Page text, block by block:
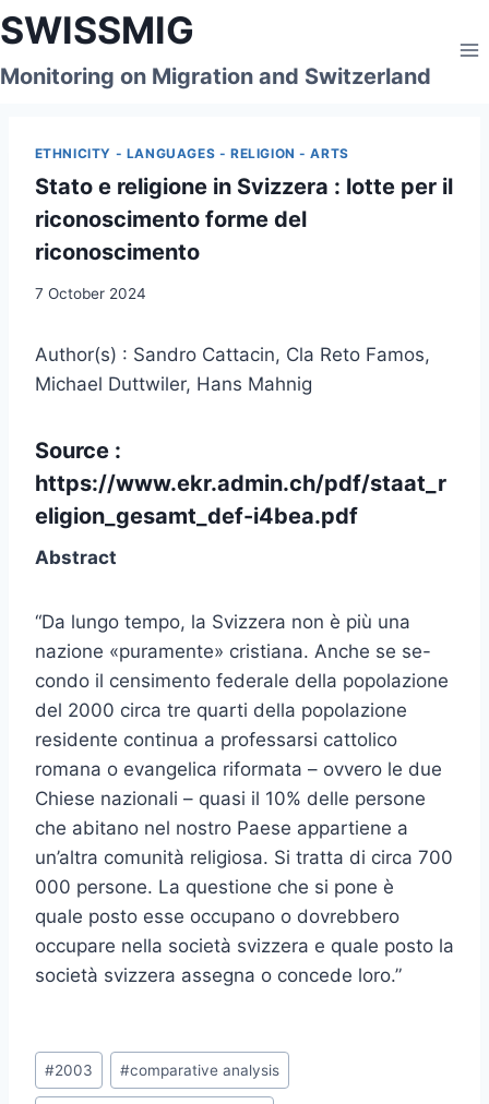
Skip
to
content
SWISSMIG
Monitoring on Migration and Switzerland
ETHNICITY - LANGUAGES - RELIGION - ARTS
Stato e religione in Svizzera : lotte per il
riconoscimento forme del
riconoscimento
7 October 2024
Author(s) : Sandro Cattacin, Cla Reto Famos,
Michael Duttwiler, Hans Mahnig
Source :
https://www.ekr.admin.ch/pdf/staat_r
eligion_gesamt_def-i4bea.pdf
Abstract
“Da lungo tempo, la Svizzera non è più una
nazione «puramente» cristiana. Anche se se-
condo il censimento federale della popolazione
del 2000 circa tre quarti della popolazione
residente continua a professarsi cattolico
romana o evangelica riformata – ovvero le due
Chiese nazionali – quasi il 10% delle persone
che abitano nel nostro Paese appartiene a
un’altra comunità religiosa. Si tratta di circa 700
000 persone. La questione che si pone è
quale posto esse occupano o dovrebbero
occupare nella società svizzera e quale posto la
società svizzera assegna o concede loro.”
Post
Tags:
#2003 #comparative analysis